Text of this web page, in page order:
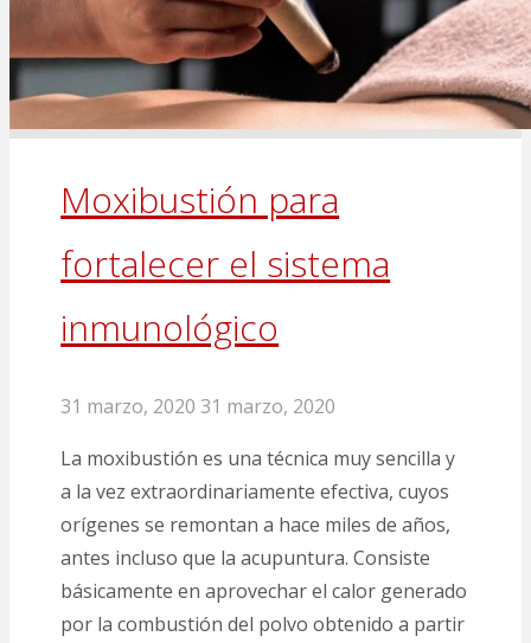
Moxibustión para
fortalecer el sistema
inmunológico
31 marzo, 2020 31 marzo, 2020
La moxibustión es una técnica muy sencilla y
a la vez extraordinariamente efectiva, cuyos
orígenes se remontan a hace miles de años,
antes incluso que la acupuntura. Consiste
básicamente en aprovechar el calor generado
por la combustión del polvo obtenido a partir